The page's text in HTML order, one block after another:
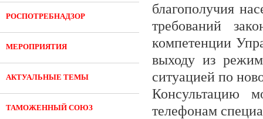
РОСПОТРЕБНАДЗОР
МЕРОПРИЯТИЯ
АКТУАЛЬНЫЕ ТЕМЫ
ТАМОЖЕННЫЙ СОЮЗ
благополучия
требований
компетенции
выходу из
ситуацией по
Консультацию
телефонам